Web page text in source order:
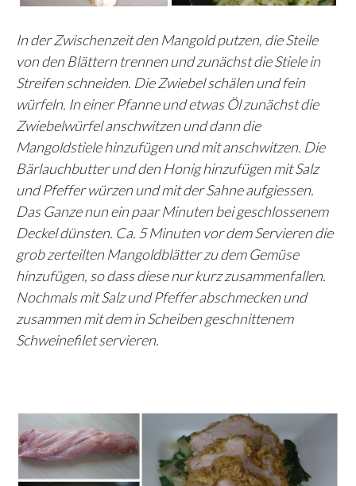
In der Zwischenzeit den Mangold putzen, die Steile
von den Blättern trennen und zunächst die Stiele in
Streifen schneiden. Die Zwiebel schälen und fein
würfeln. In einer Pfanne und etwas Öl zunächst die
Zwiebelwürfel anschwitzen und dann die
Mangoldstiele hinzufügen und mit anschwitzen. Die
Bärlauchbutter und den Honig hinzufügen mit Salz
und Pfeffer würzen und mit der Sahne aufgiessen.
Das Ganze nun ein paar Minuten bei geschlossenem
Deckel dünsten. Ca. 5 Minuten vor dem Servieren die
grob zerteilten Mangoldblätter zu dem Gemüse
hinzufügen, so dass diese nur kurz zusammenfallen.
Nochmals mit Salz und Pfeffer abschmecken und
zusammen mit dem in Scheiben geschnittenem
Schweinefilet servieren.